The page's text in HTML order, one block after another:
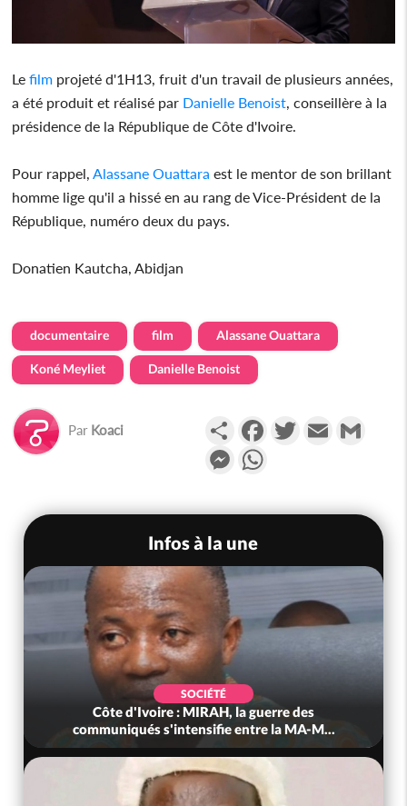
Lefilm projeté d'1H13, fruit d'un travail de plusieurs années,
a été produit et réalisé par Danielle Benoist , conseillère à la
présidence de la République de Côte d'Ivoire.
Pour rappel, Alassane Ouattara est le mentor de son brillant
homme lige qu'il a hissé en au rang de Vice-Président de la
République, numéro deux du pays.
Donatien Kautcha, Abidjan
documentaire film Alassane Ouattara
Koné Meyliet Danielle Benoist
Par Koaci PartagerFacebookTwitterEmail
Messenger
Infos à la une
SOCIÉTÉ
Côte d'Ivoire : MIRAH, la guerre des
communiqués s'intensifie entre la MA-M...